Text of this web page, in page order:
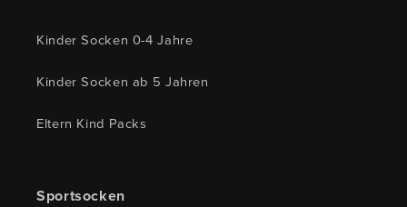
Kinder Socken 0-4 Jahre
Kinder Socken ab 5 Jahren
Eltern Kind Packs
Sportsocken